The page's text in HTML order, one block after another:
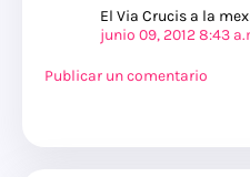
El Via Crucis a la
junio 09, 2012 8:43
Publicar un comentario